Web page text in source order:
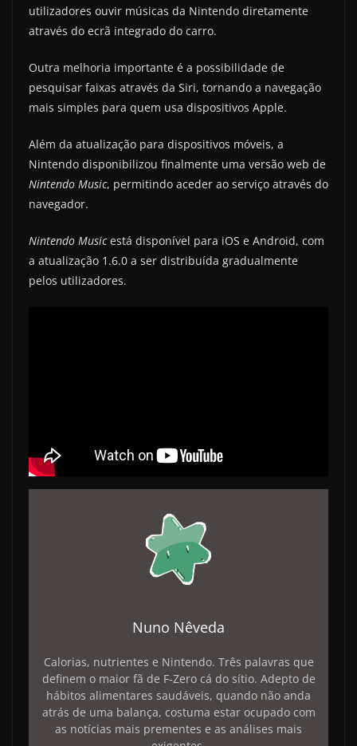
utilizadores ouvir músicas da Nintendo diretamente
através do ecrã integrado do carro.
Outra melhoria importante é a possibilidade de
pesquisar faixas através da Siri, tornando a navegação
mais simples para quem usa dispositivos Apple.
Além da atualização para dispositivos móveis, a
Nintendo disponibilizou finalmente uma versão web de
Nintendo Music, permitindo aceder ao serviço através do
navegador.
Nintendo Musicestá disponível para iOS e Android, com
a atualização 1.6.0 a ser distribuída gradualmente
pelos utilizadores.
Nuno Nêveda
Calorias, nutrientes e Nintendo. Três palavras que
definem o maior fã de F-Zero cá do sítio. Adepto de
hábitos alimentares saudáveis, quando não anda
atrás de uma balança, costuma estar ocupado com
as notícias mais prementes e as análises mais